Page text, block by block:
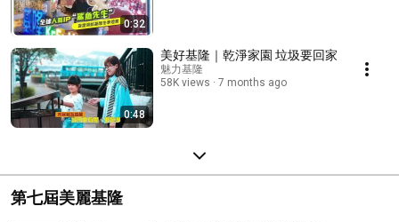
0:32
0:48
美好基隆｜乾淨家園 垃圾要回家
魅力基隆
58K views
7 months ago
第七屆美麗基隆